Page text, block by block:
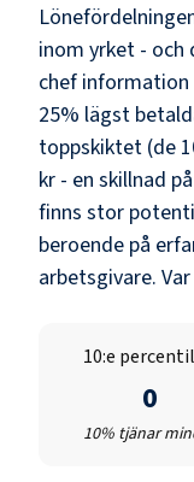
inom yrket - och
chef
25% lägst
toppskiktet (de
kr - en skillnad
finns stor
beroende på
arbetsgivare.
10:e
0
10% tjänar